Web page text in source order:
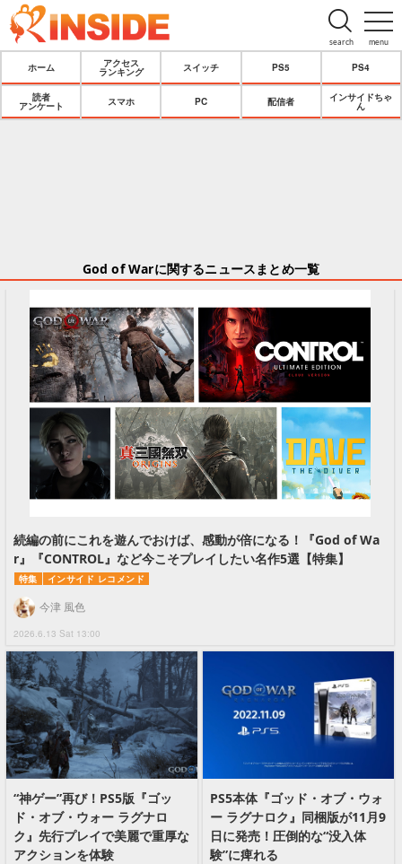
menu
search
ホーム
アクセス
ランキング
スイッチ PS5 PS4
読者
アンケート
スマホ PC 配信者
インサイドちゃ
ん
God of Warに関するニュースまとめ一覧
続編の前にこれを遊んでおけば、感動が倍になる！『God of Wa
r』『CONTROL』など今こそプレイしたい名作5選【特集】
特集 インサイド レコメンド
2026.6.13 Sat 13:00
今津 風色
“神ゲー”再び！PS5版『ゴッ
ド・オブ・ウォー ラグナロ
ク』先行プレイで美麗で重厚な
アクションを体験
PS5本体『ゴッド・オブ・ウォ
ー ラグナロク』同梱版が11月9
日に発売！圧倒的な“没入体
験”に痺れる